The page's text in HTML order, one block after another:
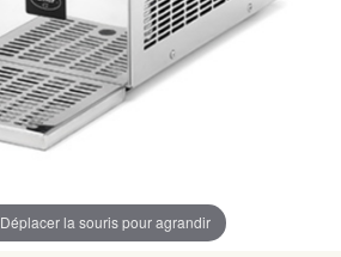
Déplacer la souris pour agrandir